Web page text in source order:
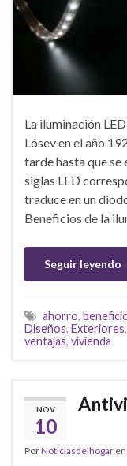
La iluminación
Lósev en el año
tarde hasta que se
siglas LED
traduce en un
Beneficios de la
Seguir leyendo
ahorro,
Diseños, Exteriores,
ventajas, vivienda
NOV
10
PorNoticiasdelhogar en